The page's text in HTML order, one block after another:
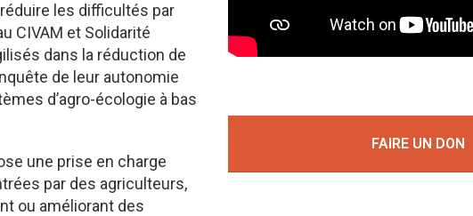
les difficultés par
CIVAM et Solidarité
dans la réduction de
de leur autonomie
d’agro-écologie à bas
une prise en charge
par des agriculteurs,
ou améliorant des
FAIRE UN DON